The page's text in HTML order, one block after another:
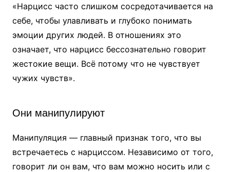
«Нарцисс часто слишком сосредотачивается на
себе, чтобы улавливать и глубоко понимать
эмоции других людей. В отношениях это
означает, что нарцисс бессознательно говорит
жестокие вещи. Всё потому что не чувствует
чужих чувств».
Они манипулируют
Манипуляция — главный признак того, что вы
встречаетесь с нарциссом. Независимо от того,
говорит ли он вам, что вам можно носить или с